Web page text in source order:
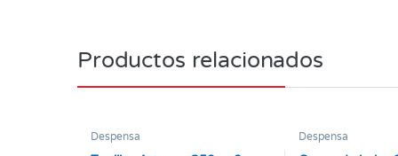
Productos relacionados
Despensa Despensa